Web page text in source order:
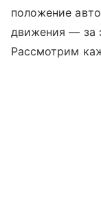
положение
движения — за
Рассмотрим